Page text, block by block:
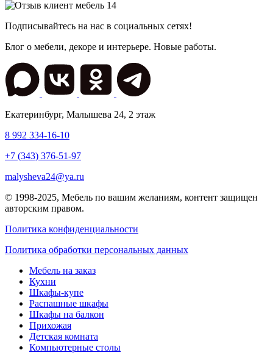
Подписывайтесь на нас в социальных сетях!
Блог о мебели, декоре и интерьере. Новые работы.
Екатеринбург, Малышева 24, 2 этаж
8 992 334-16-10
+7 (343) 376-51-97
malysheva24@ya.ru
© 1998-2025, Мебель по вашим желаниям, контент защищен
авторским правом.
Политика конфиденциальности
Политика обработки персональных данных
Мебель на заказ
Кухни
Шкафы-купе
Распашные шкафы
Шкафы на балкон
Прихожая
Детская комната
Компьютерные столы